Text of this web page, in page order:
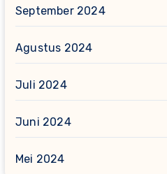
September 2024
Agustus 2024
Juli 2024
Juni 2024
Mei 2024